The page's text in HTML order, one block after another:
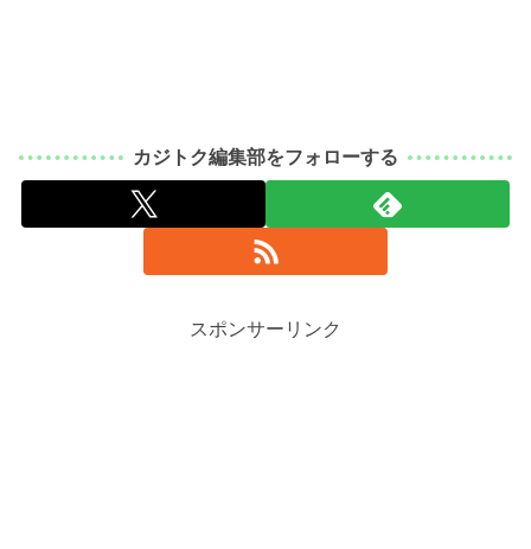
カジトク編集部をフォローする
スポンサーリンク